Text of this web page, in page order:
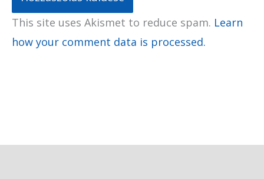
This site uses Akismet to reduce spam. Learn
how your comment data is processed.